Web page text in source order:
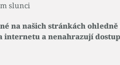
slunci
na našich stránkách
internetu a nenahrazují